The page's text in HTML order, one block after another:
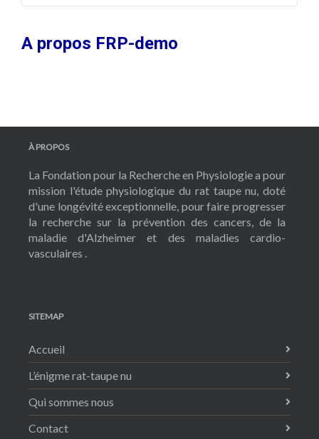
A propos FRP-demo
À PROPOS
La Fondation pour la Recherche en Physiologie a pour
mission l'étude physiologique du rat taupe nu, doté
d'une longévité exceptionnelle, pour faire progresser
la recherche sur la prévention des cancers, de la
maladie d'Alzheimer et des maladies cardio-
vasculaires .
SITEMAP
Accueil
L’énigme rat-taupe nu
Qui sommes nous
Contact